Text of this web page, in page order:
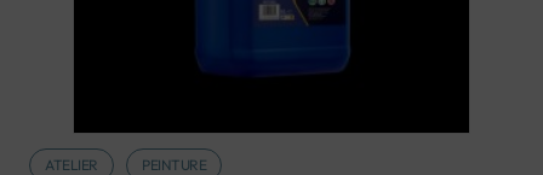
ATELIER PEINTURE